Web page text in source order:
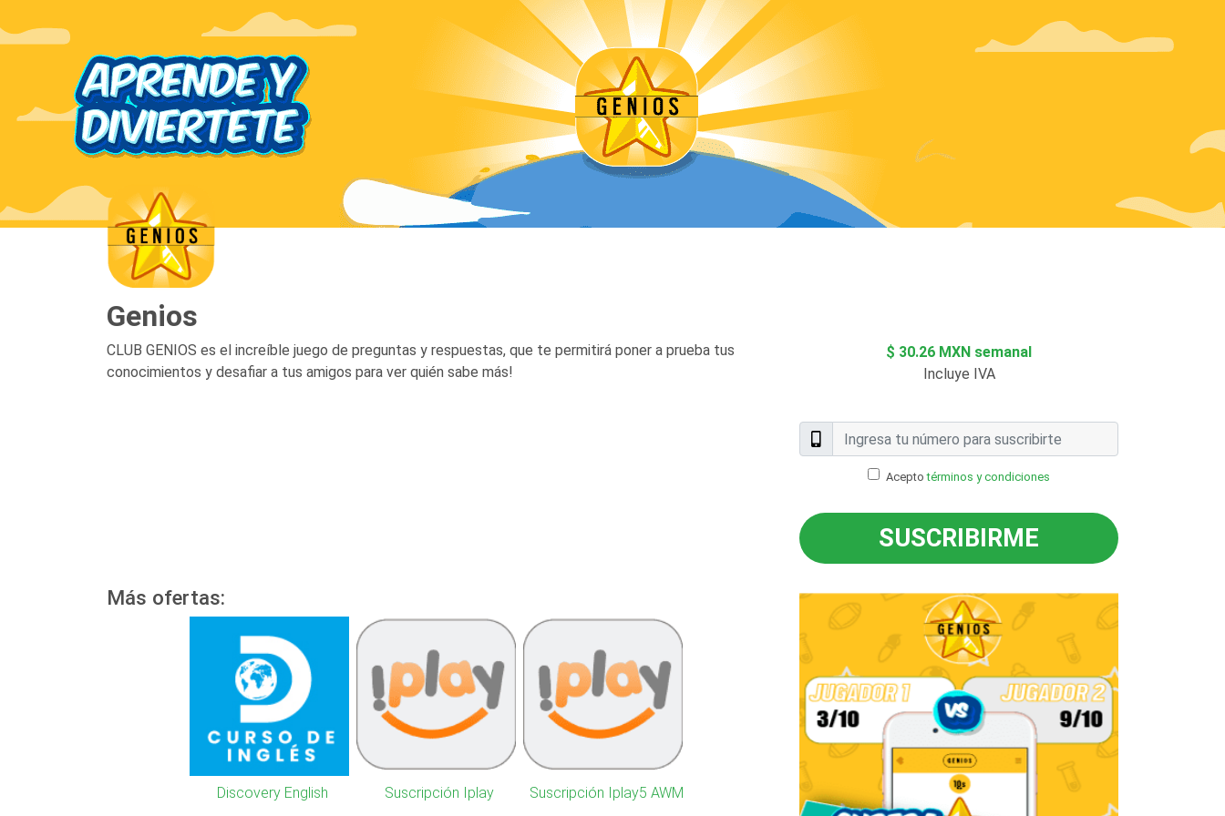
Genios
CLUB GENIOS es el increíble juego de preguntas y respuestas, que te permitirá poner a prueba tus
conocimientos y desafiar a tus amigos para ver quién sabe más!
$ 30.26 MXN semanal
Incluye IVA
Aceptotérminos y condiciones
SUSCRIBIRME
Más ofertas:
Discovery English Suscripción Iplay Suscripción Iplay5 AWM